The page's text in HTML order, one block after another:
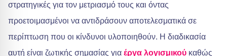
στρατηγικές για τον μετριασμό τους και όντας
προετοιμασμένοι να αντιδράσουν αποτελεσματικά σε
περίπτωση που οι κίνδυνοι υλοποιηθούν. Η διαδικασία
αυτή είναι ζωτικής σημασίας για έργα λογισμικού καθώς